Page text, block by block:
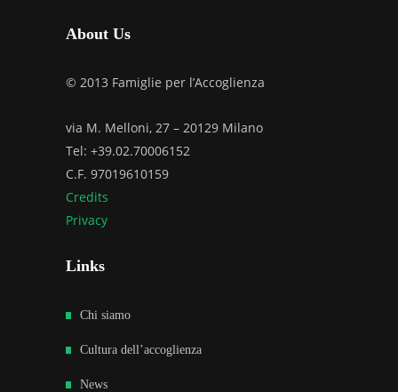
About Us
© 2013 Famiglie per l’Accoglienza
via M. Melloni, 27 – 20129 Milano
Tel: +39.02.70006152
C.F. 97019610159
Credits
Privacy
Links
Chi siamo
Cultura dell’accoglienza
News